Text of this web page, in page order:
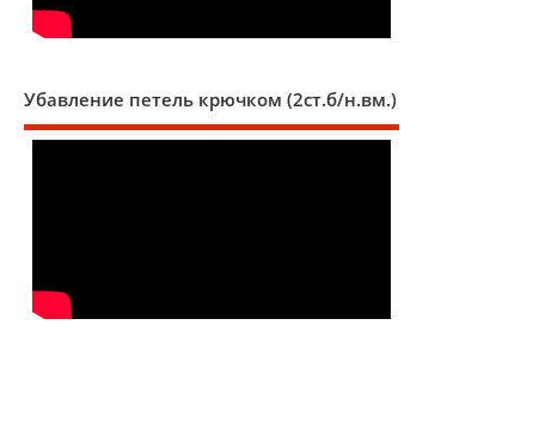
Убавление петель крючком (2ст.б/н.вм.)